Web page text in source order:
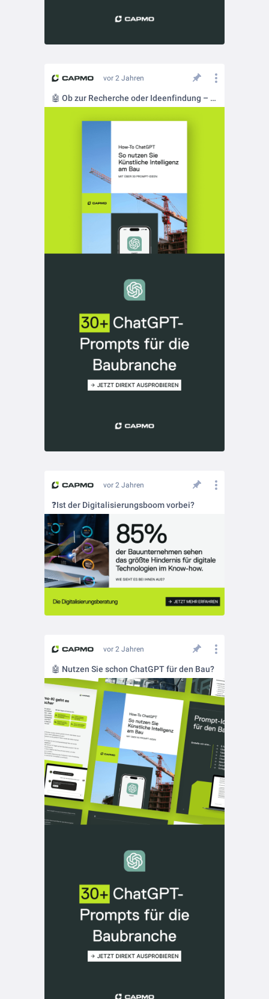
vor 2 Jahren
🤖 Ob zur Recherche oder Ideenfindung – erleichtern Sie sich auch schon das Leben mit ChatGPT?
vor 2 Jahren
❓Ist der Digitalisierungsboom vorbei?
vor 2 Jahren
🤖 Nutzen Sie schon ChatGPT für den Bau?